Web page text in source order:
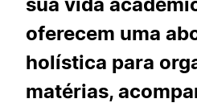
oferecem uma
holística para
matérias,